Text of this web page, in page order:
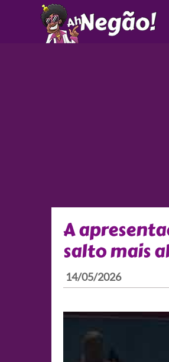
A
salto mais
14/05/2026